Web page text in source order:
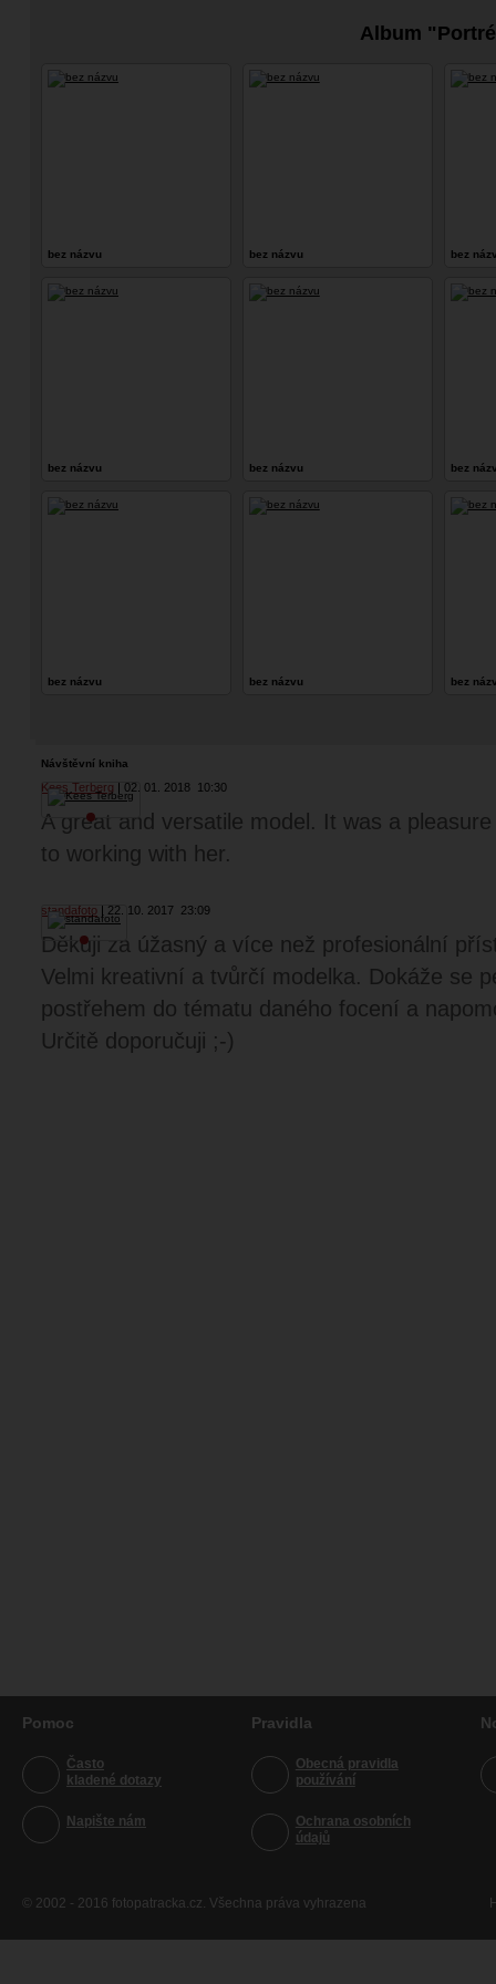
Album
bez názvu bez názvu bez
bez názvu bez názvu bez
bez názvu bez názvu bez
Návštěvní kniha
Kees Terberg 02. 01. 2018 10:30
A great and versatile model. It was a
to working with her.
standafoto 22. 10. 2017 23:09
Děkuji za úžasný a více než profesionální
Velmi kreativní a tvůrčí modelka. Dokáže se
postřehem do tématu daného focení a
Určitě doporučuji ;-)
Pomoc
Často
kladené dotazy
Napište nám
Pravidla
Obecná pravidla
používání
Ochrana osobních
údajů
© 2002 - 2016 fotopatracka.cz. Všechna práva vyhrazena